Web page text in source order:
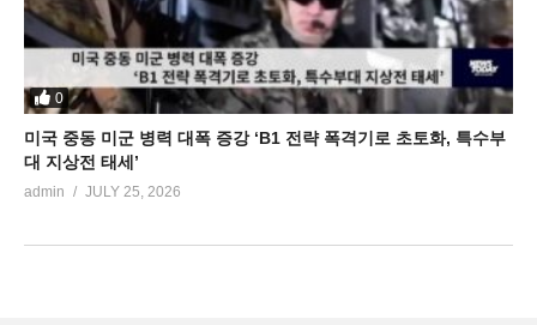
0
미국 중동 미군 병력 대폭 증강 ‘B1 전략 폭격기로 초토화, 특수부
대 지상전 태세’
admin JULY 25, 2026